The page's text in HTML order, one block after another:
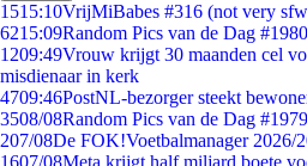
1515:10VrijMiBabes #316 (not very
6215:09Random Pics van de Dag #1980
1209:49Vrouw krijgt 30 maanden cel
misdienaar in kerk
4709:46PostNL-bezorger steekt
3508/08Random Pics van de Dag #1979
207/08De FOK!Voetbalmanager 2026/
1607/08Meta krijgt half miljard boete